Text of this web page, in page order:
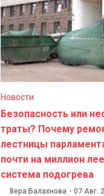
Новости
Безопасность или
траты? Почему
лестницы
почти на миллион
система подогрева
Вера Балахнова - 07 Авг.